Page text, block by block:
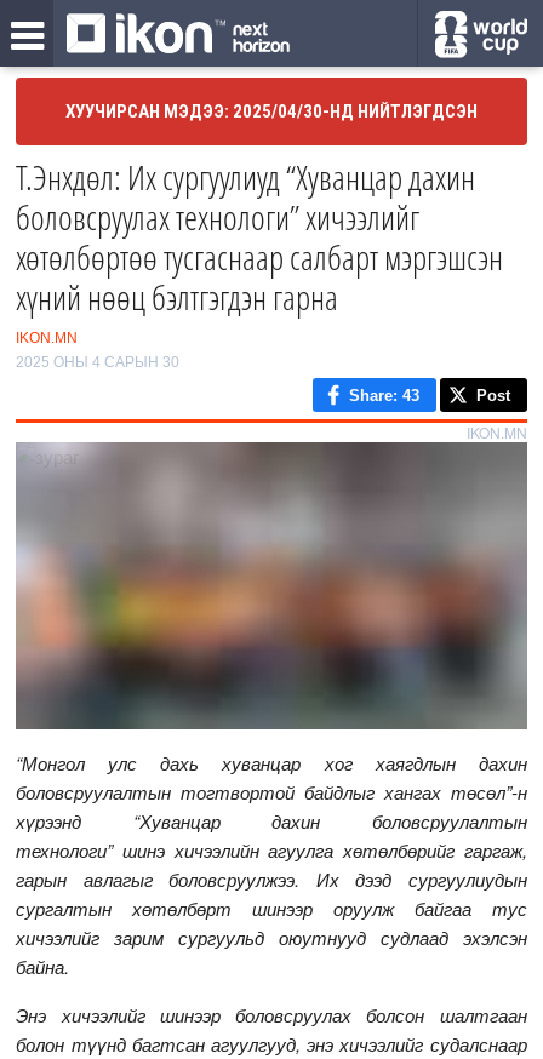
ХУУЧИРСАН МЭДЭЭ: 2025/04/30-НД НИЙТЛЭГДСЭН
Т.Энхдөл: Их сургуулиуд “Хуванцар дахин
боловсруулах технологи” хичээлийг
хөтөлбөртөө тусгаснаар салбарт мэргэшсэн
хүний нөөц бэлтгэгдэн гарна
IKON.MN
2025 ОНЫ 4 САРЫН 30
Share: 43 Post
IKON.MN
“Монгол улс дахь хуванцар хог хаягдлын дахин
боловсруулалтын тогтвортой байдлыг хангах төсөл”-н
хүрээнд “Хуванцар дахин боловсруулалтын
технологи” шинэ хичээлийн агуулга хөтөлбөрийг гаргаж,
гарын авлагыг боловсруулжээ. Их дээд сургуулиудын
сургалтын хөтөлбөрт шинээр оруулж байгаа тус
хичээлийг зарим сургуульд оюутнууд судлаад эхэлсэн
байна.
Энэ хичээлийг шинээр боловсруулах болсон шалтгаан
болон түүнд багтсан агуулгууд, энэ хичээлийг судалснаар